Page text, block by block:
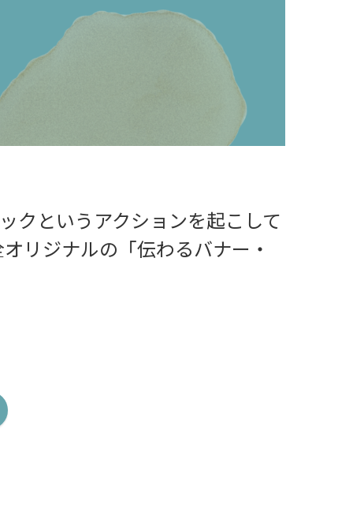
クというアクションを起こして
リジナルの「伝わるバナー・